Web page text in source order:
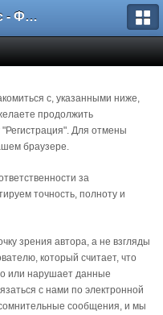
Кейсистемс - Форумы
с, указанными ниже,
продолжить
Для отмены
браузере.
за
точность, полноту и
зрения автора, а не взгляды
который считает, что
или нарушает данные
с нами по электронной
сообщения, и мы